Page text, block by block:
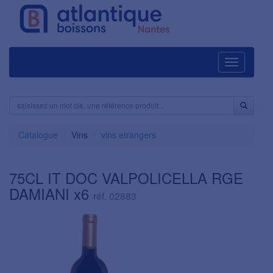
Navigation
Catalogue Vins vins etrangers
75CL IT DOC VALPOLICELLA RGE
DAMIANI x6 réf. 02883